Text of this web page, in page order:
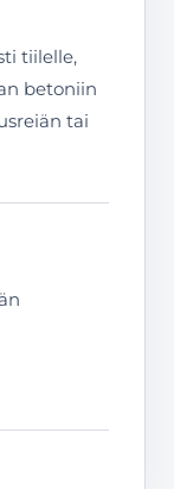
tiilelle,
betoniin
tai